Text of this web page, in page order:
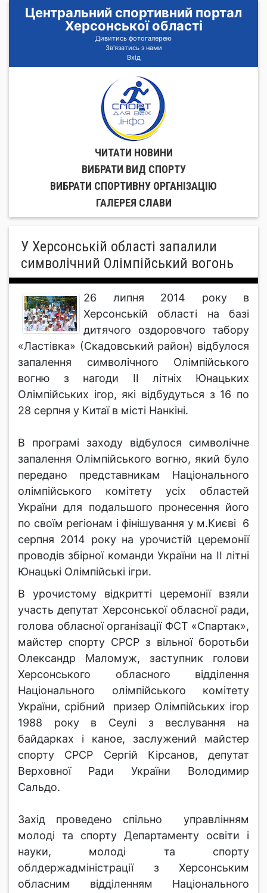
Центральний спортивний портал
Херсонської області
Дивитись фотогалерею
Зв'язатись з нами
Вхід
ЧИТАТИ НОВИНИ
ВИБРАТИ ВИД СПОРТУ
ВИБРАТИ СПОРТИВНУ ОРГАНIЗАЦIЮ
ГАЛЕРЕЯ СЛАВИ
У Херсонській області запалили
символічний Олімпійський вогонь
26 липня 2014 року в
Херсонській області на базі
дитячого оздоровчого табору
«Ластівка» (Скадовський район) відбулося
запалення символічного Олімпійського
вогню з нагоди ІІ літніх Юнацьких
Олімпійських ігор, які відбудуться з 16 по
28 серпня у Китаї в місті Нанкіні.
В програмі заходу відбулося символічне
запалення Олімпійського вогню, який було
передано представникам Національного
олімпійського комітету усіх областей
України для подальшого пронесення його
по своїм регіонам і фінішування у м.Києві 6
серпня 2014 року на урочистій церемонії
проводів збірної команди України на ІІ літні
Юнацькі Олімпійські ігри.
В урочистому відкритті церемонії взяли
участь депутат Херсонської обласної ради,
голова обласної організації ФСТ «Спартак»,
майстер спорту СРСР з вільної боротьби
Олександр Маломуж, заступник голови
Херсонського обласного відділення
Національного олімпійського комітету
України, срібний призер Олімпійських ігор
1988 року в Сеулі з веслування на
байдарках і каное, заслужений майстер
спорту СРСР Сергій Кірсанов, депутат
Верховної Ради України Володимир
Сальдо.
Захід проведено спільно управлінням
молоді та спорту Департаменту освіти і
науки, молоді та спорту
облдержадміністрації з Херсонським
обласним відділенням Національного